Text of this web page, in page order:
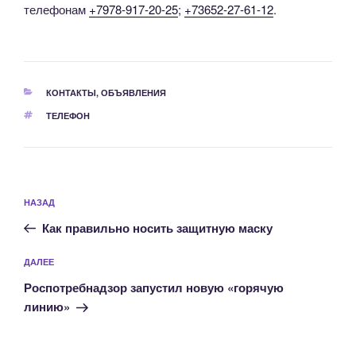
телефонам +7978-917-20-25; +73652-27-61-12.
РУБРИКИ
КОНТАКТЫ, ОБЪЯВЛЕНИЯ
МЕТКИ
ТЕЛЕФОН
по
записям
Предыдущая
запись:
НАЗАД
Как правильно носить защитную маску
Следующая
запись
ДАЛЕЕ
Роспотребнадзор запустил новую «горячую
линию»